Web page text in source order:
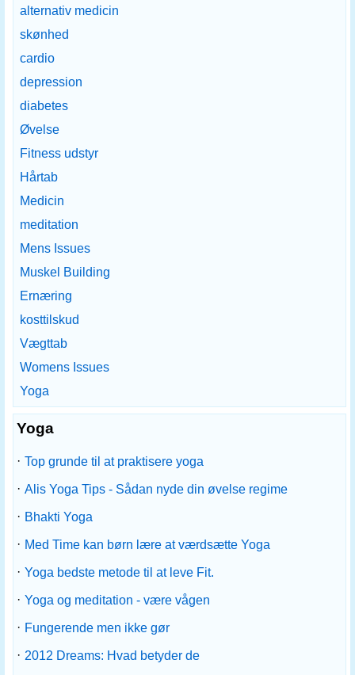
alternativ medicin
skønhed
cardio
depression
diabetes
Øvelse
Fitness udstyr
Hårtab
Medicin
meditation
Mens Issues
Muskel Building
Ernæring
kosttilskud
Vægttab
Womens Issues
Yoga
Yoga
· Top grunde til at praktisere yoga
· Alis Yoga Tips - Sådan nyde din øvelse regime
· Bhakti Yoga
· Med Time kan børn lære at værdsætte Yoga
· Yoga bedste metode til at leve Fit.
· Yoga og meditation - være vågen
· Fungerende men ikke gør
· 2012 Dreams: Hvad betyder de